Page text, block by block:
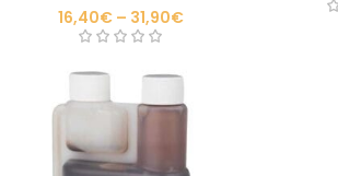
16,40€ – 31,90€